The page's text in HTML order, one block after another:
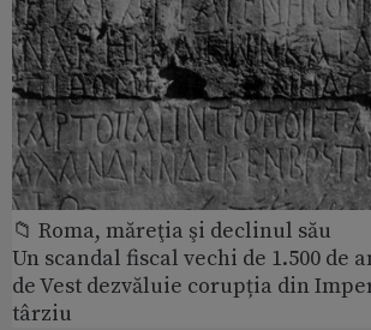
📁 Roma, măreţia şi declinul său
Un scandal fiscal vechi de 1.500 de
de Vest dezvăluie corupția din
târziu